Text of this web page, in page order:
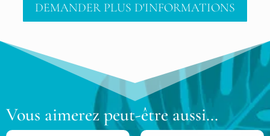
DEMANDER PLUS D'INFORMATIONS
Vous aimerez peut-être aussi…